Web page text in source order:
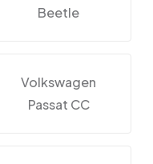
Beetle
Volkswagen
Passat CC